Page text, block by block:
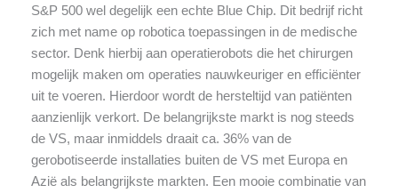
S&P 500 wel degelijk een echte Blue Chip. Dit bedrijf richt
zich met name op robotica toepassingen in de medische
sector. Denk hierbij aan operatierobots die het chirurgen
mogelijk maken om operaties nauwkeuriger en efficiënter
uit te voeren. Hierdoor wordt de hersteltijd van patiënten
aanzienlijk verkort. De belangrijkste markt is nog steeds
de VS, maar inmiddels draait ca. 36% van de
gerobotiseerde installaties buiten de VS met Europa en
Azië als belangrijkste markten. Een mooie combinatie van